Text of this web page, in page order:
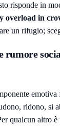
risponde in
overload in
un rifugio;
rumore
ridono, si
qualcun altro